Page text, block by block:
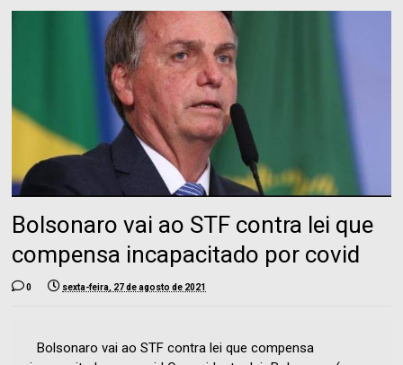
Bolsonaro vai ao STF contra lei que
compensa incapacitado por covid
0 sexta-feira, 27 de agosto de 2021
Bolsonaro vai ao STF contra lei que compensa